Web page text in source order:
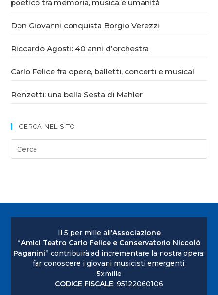
poetico tra memoria, musica e umanità
Don Giovanni conquista Borgio Verezzi
Riccardo Agosti: 40 anni d’orchestra
Carlo Felice fra opere, balletti, concerti e musical
Renzetti: una bella Sesta di Mahler
CERCA NEL SITO
Il 5 per mille all’Associazione
“Amici Teatro Carlo Felice e Conservatorio Niccolò
Paganini” contribuirà ad incrementare la nostra opera:
far conoscere i giovani musicisti emergenti.
5xmille
CODICE FISCALE: 95122060106